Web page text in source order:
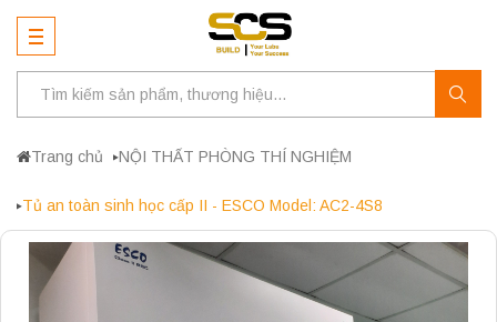
Trang chủ NỘI THẤT PHÒNG THÍ NGHIỆM
Tủ an toàn sinh học cấp II - ESCO Model: AC2-4S8